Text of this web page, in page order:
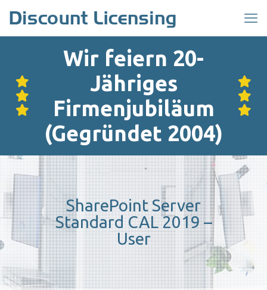
Wir feiern 20-
Jähriges
Firmenjubiläum
(Gegründet 2004)
SharePoint Server
Standard CAL 2019 –
User